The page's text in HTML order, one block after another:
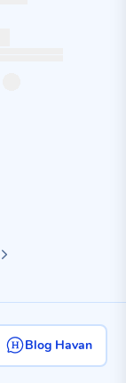
Blog Havan